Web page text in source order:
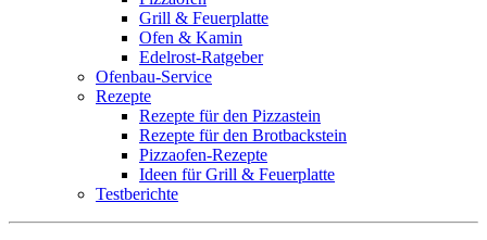
Grill & Feuerplatte
Ofen & Kamin
Edelrost-Ratgeber
Ofenbau-Service
Rezepte
Rezepte für den Pizzastein
Rezepte für den Brotbackstein
Pizzaofen-Rezepte
Ideen für Grill & Feuerplatte
Testberichte